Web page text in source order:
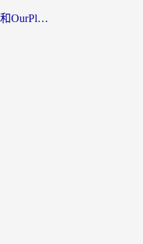
海外党必看：Quickback和OurPlay好用吗？3分钟选对回国加速器，无缝刷剧玩游戏